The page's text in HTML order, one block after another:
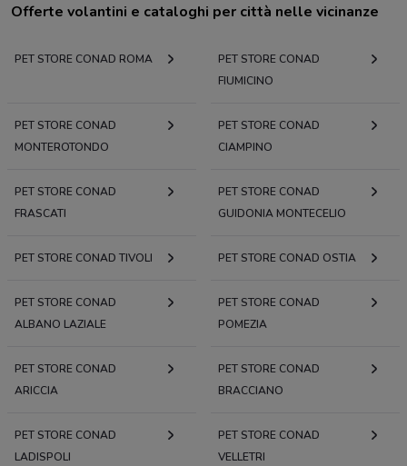
Offerte volantini e cataloghi per città nelle vicinanze
PET STORE CONAD ROMA
PET STORE CONAD
FIUMICINO
PET STORE CONAD
MONTEROTONDO
PET STORE CONAD
CIAMPINO
PET STORE CONAD
FRASCATI
PET STORE CONAD
GUIDONIA MONTECELIO
PET STORE CONAD TIVOLI PET STORE CONAD OSTIA
PET STORE CONAD
ALBANO LAZIALE
PET STORE CONAD
POMEZIA
PET STORE CONAD
ARICCIA
PET STORE CONAD
BRACCIANO
PET STORE CONAD
LADISPOLI
PET STORE CONAD
VELLETRI